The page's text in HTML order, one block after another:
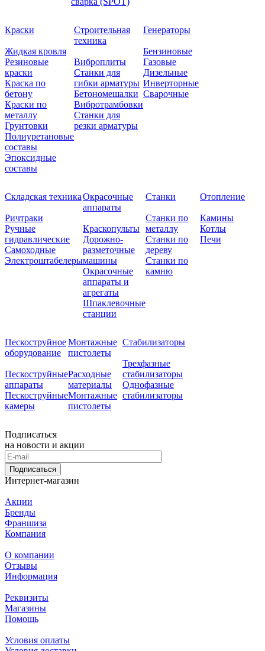
Краски
Жидкая кровля
Резиновые
краски
Краска по
бетону
Краски по
металлу
Грунтовки
Полиуретановые
составы
Эпоксидные
составы
Строительная
техника
Виброплиты
Станки для
гибки арматуры
Бетономешалки
Вибротрамбовки
Станки для
резки арматуры
Генераторы
Бензиновые
Газовые
Дизельные
Инверторные
Сварочные
Складская техника
Ричтраки
Ручные
гидравлические
Самоходные
Электроштабелеры
Окрасочные
аппараты
Краскопульты
Дорожно-
разметочные
машины
Окрасочные
аппараты и
агрегаты
Шпаклевочные
станции
Станки
Станки по
металлу
Станки по
дереву
Станки по
камню
Отопление
Камины
Котлы
Печи
Пескоструйное
оборудование
Пескоструйные
аппараты
Пескоструйные
камеры
Монтажные
пистолеты
Расходные
материалы
Монтажные
пистолеты
Стабилизаторы
Трехфазные
стабилизаторы
Однофазные
стабилизаторы
Подписаться
на новости и акции
Подписаться
Интернет-магазин
Акции
Бренды
Франшиза
Компания
О компании
Отзывы
Информация
Реквизиты
Магазины
Помощь
Условия оплаты